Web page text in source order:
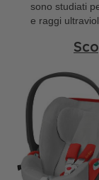
sono studiati
e raggi